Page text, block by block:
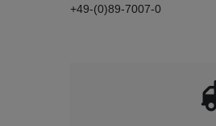
+49-(0)89-7007-0